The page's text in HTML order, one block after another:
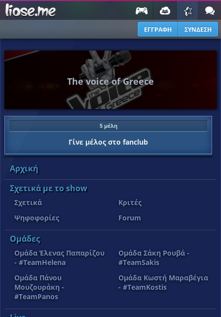
ΕΓΓΡΑΦΗ ΣΥΝΔΕΣΗ
The voice of Greece
5 μέλη
Γίνε μέλος στο fanclub
Αρχική
Σχετικά με το show
Σχετικά
Κριτές
Ψηφοφορίες
Forum
Ομάδες
Ομάδα Έλενας Παπαρίζου
- #TeamHelena
Ομάδα Σάκη Ρουβά -
#TeamSakis
Ομάδα Πάνου
Μουζουράκη -
#TeamPanos
Ομάδα Κωστή Μαραβέγια
- #TeamKostis